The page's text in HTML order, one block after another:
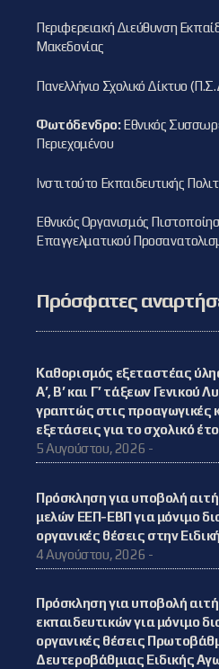
Περιφερειακή Διεύθυνση
Μακεδονίας
Πανελλήνιο Σχολικό Δίκτυο
Φωτόδενδρο:Εθνικός
Περιεχομένου
Ινστιτούτο Εκπαιδευτικής
Εθνικός Οργανισμός
Επαγγελματικού
Πρόσφατες
Καθορισμός εξεταστέας
Α’, Β’ και Γ’ τάξεων Γενικού
γραπτώς στις προαγωγικές
εξετάσεις για το σχολικό
5 Αυγούστου, 2026 -
Πρόσκληση για υποβολή
μελών ΕΕΠ-ΕΒΠ για μόνιμο
οργανικές θέσεις στην
4 Αυγούστου, 2026 -
Πρόσκληση για υποβολή
εκπαιδευτικών για μόνιμο
οργανικές θέσεις
Δευτεροβάθμιας Ειδικής